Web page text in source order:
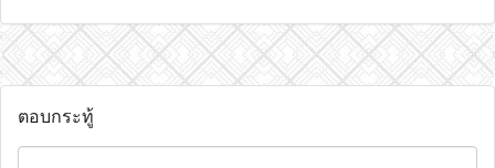
ตอบกระทู้